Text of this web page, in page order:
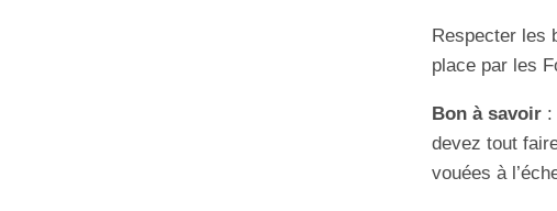
Respecter les
place par les
Bon à savoir :
devez tout
vouées à